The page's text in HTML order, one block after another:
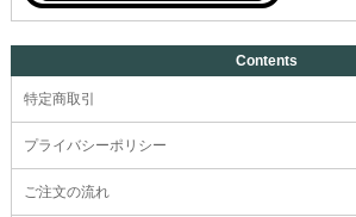
Contents
特定商取引
プライバシーポリシー
ご注文の流れ